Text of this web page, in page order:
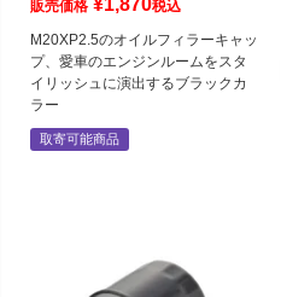
販売価格
税込
M20XP2.5のオイルフィラーキャッ
プ、愛車のエンジンルームをスタ
イリッシュに演出するブラックカ
ラー
取寄可能商品